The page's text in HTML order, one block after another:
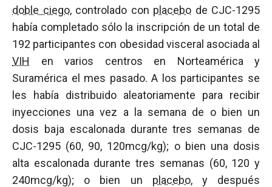
doble ciego, controlado con placebo de CJC-1295
había completado sólo la inscripción de un total de
192 participantes con obesidad visceral asociada al
VIH en varios centros en Norteamérica y
Suramérica el mes pasado. A los participantes se
les había distribuido aleatoriamente para recibir
inyecciones una vez a la semana de o bien un
dosis baja escalonada durante tres semanas de
CJC-1295 (60, 90, 120mcg/kg); o bien una dosis
alta escalonada durante tres semanas (60, 120 y
240mcg/kg); o bien un placebo, y después